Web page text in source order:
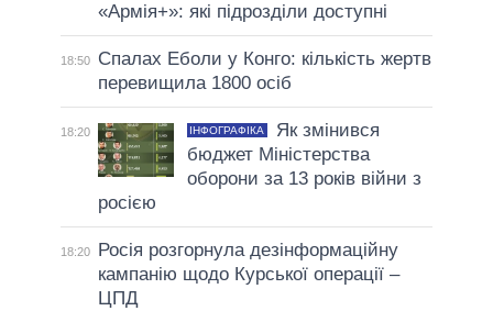
«Армія+»: які підрозділи доступні
18:50
Спалах Еболи у Конго: кількість жертв
перевищила 1800 осіб
18:20 ІНФОГРАФІКА
Як змінився
бюджет Міністерства
оборони за 13 років війни з
росією
18:20
Росія розгорнула дезінформаційну
кампанію щодо Курської операції –
ЦПД